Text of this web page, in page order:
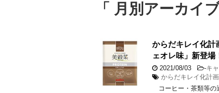
「 月別アーカイ
からだキレイ化
ェオレ味」新登
2021/08/03 -キ
からだキレイ化計画
コーヒー・茶類等の